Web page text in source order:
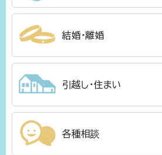
結婚・離婚
引越し・住まい
各種相談